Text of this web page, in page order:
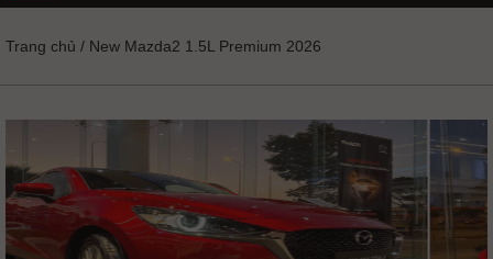
Trang chủ / New Mazda2 1.5L Premium 2026